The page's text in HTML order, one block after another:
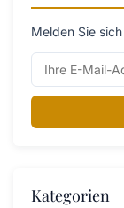
Melden Sie
Kategorien